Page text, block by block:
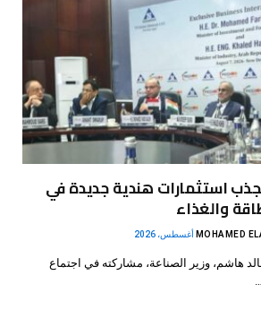
استثمارات هندية جديدة في
والغذاء
MOHAMED
هاشم، وزير الصناعة، مشاركته في اجتماع